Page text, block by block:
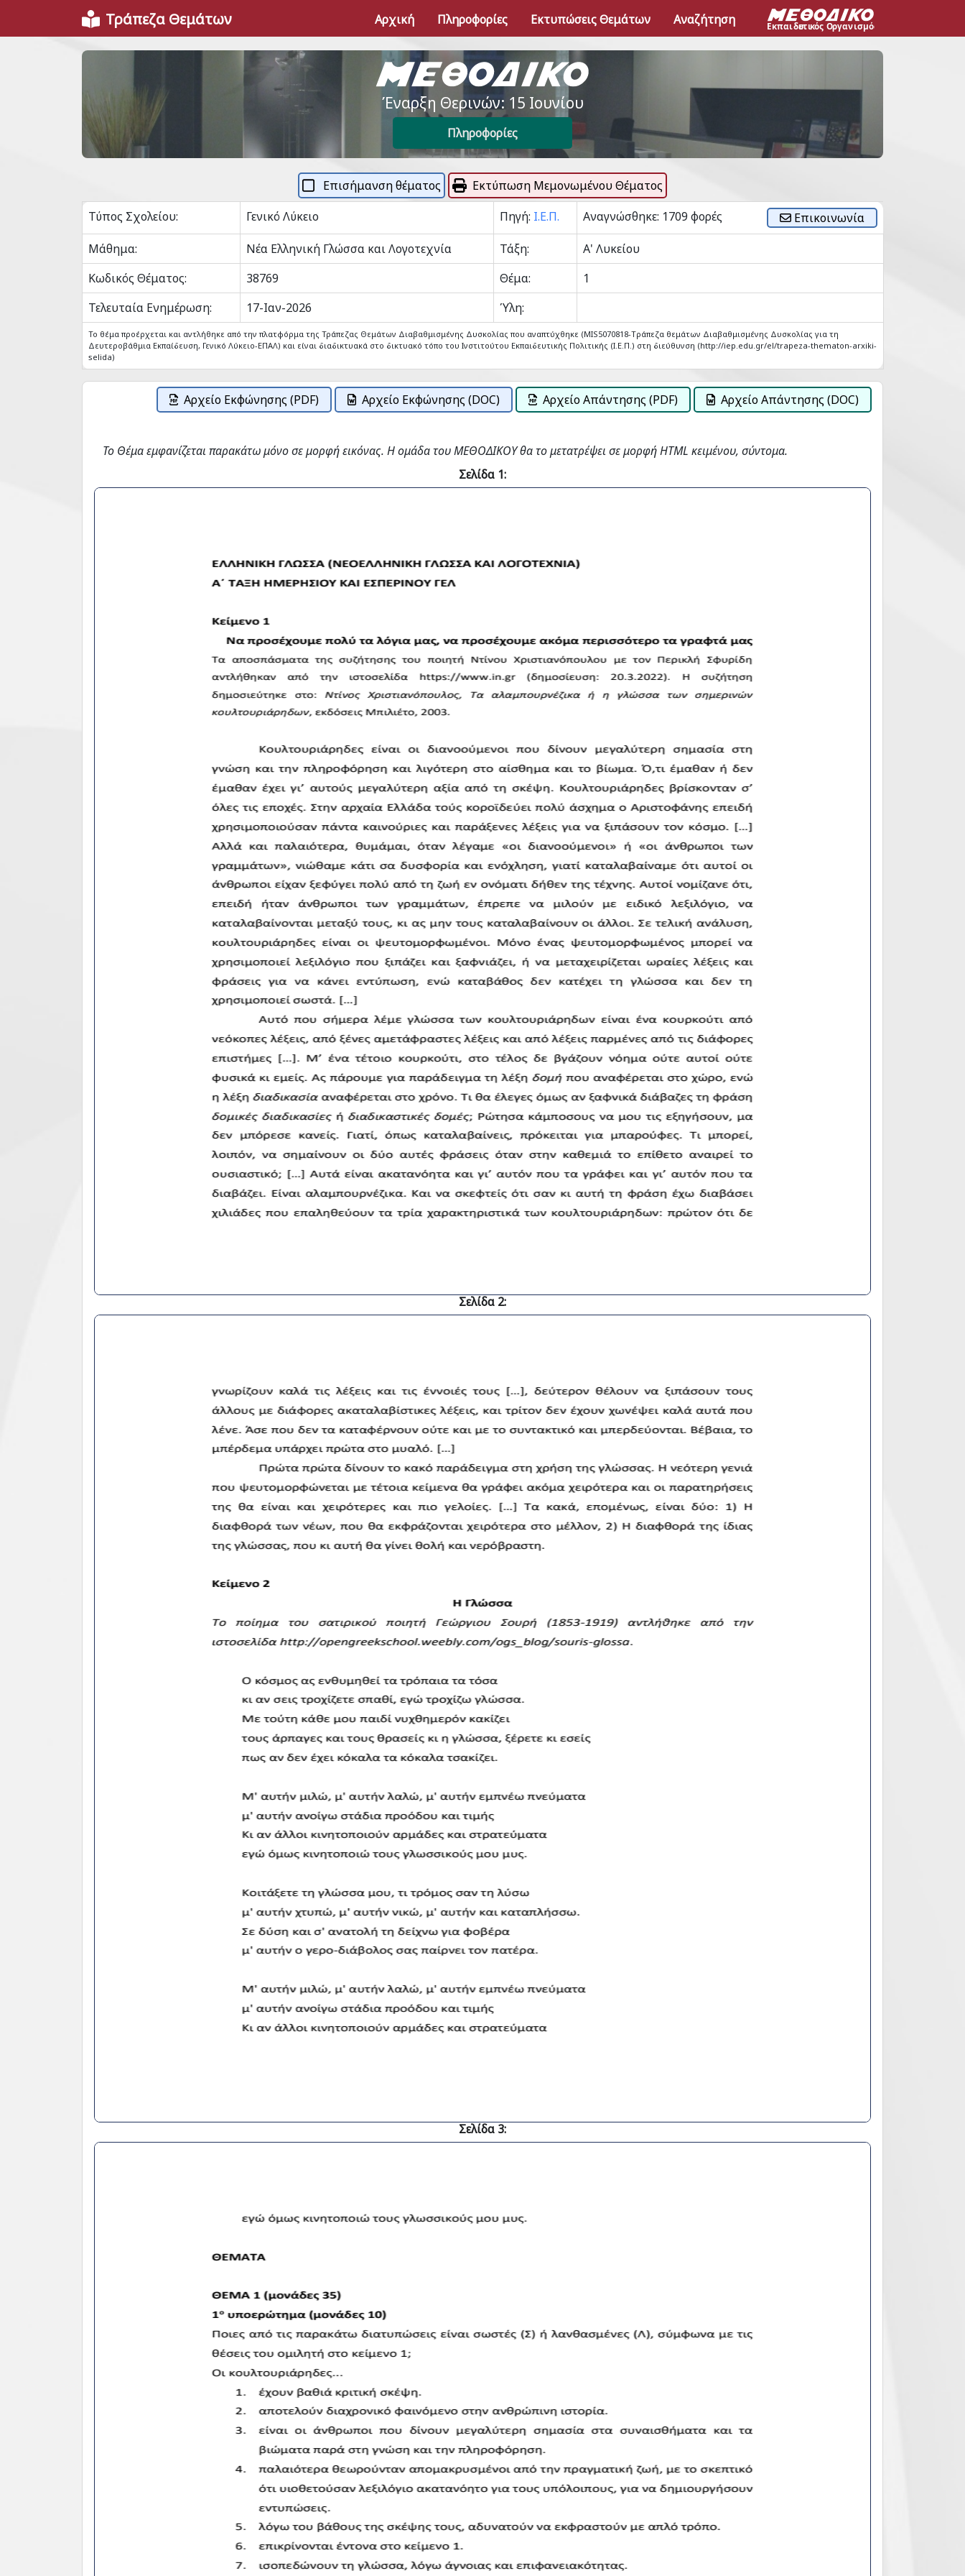
Τράπεζα Θεμάτων Αρχική Πληροφορίες Εκτυπώσεις Θεμάτων Αναζήτηση
Έναρξη Θερινών: 15 Ιουνίου
Πληροφορίες
Επισήμανση θέματος
Εκτύπωση Μεμονωμένου Θέματος
Τύπος Σχολείου:
Γενικό Λύκειο Πηγή: Ι.Ε.Π. Αναγνώσθηκε: 1709 φορές
Επικοινωνία
Μάθημα:
Νέα Ελληνική Γλώσσα και Λογοτεχνία Τάξη:
Α' Λυκείου
Κωδικός Θέματος:
38769 Θέμα:
1
Τελευταία Ενημέρωση:
17-Ιαν-2026 Ύλη:
Το θέμα προέρχεται και αντλήθηκε από την πλατφόρμα της Τράπεζας Θεμάτων Διαβαθμισμένης Δυσκολίας που αναπτύχθηκε (MIS5070818-Tράπεζα θεμάτων Διαβαθμισμένης Δυσκολίας για τη
Δευτεροβάθμια Εκπαίδευση, Γενικό Λύκειο-ΕΠΑΛ) και είναι διαδικτυακά στο δικτυακό τόπο του Ινστιτούτου Εκπαιδευτικής Πολιτικής (Ι.Ε.Π.) στη διεύθυνση (http://iep.edu.gr/el/trapeza-thematon-arxiki-
selida)
Αρχείο Εκφώνησης (PDF) Αρχείο Εκφώνησης (DOC) Αρχείο Απάντησης (PDF) Αρχείο Απάντησης (DOC)
Το Θέμα εμφανίζεται παρακάτω μόνο σε μορφή εικόνας. Η ομάδα του ΜΕΘΟΔΙΚΟΥ θα το μετατρέψει σε μορφή HTML κειμένου, σύντομα.
Σελίδα 1:
Σελίδα 2:
Σελίδα 3: